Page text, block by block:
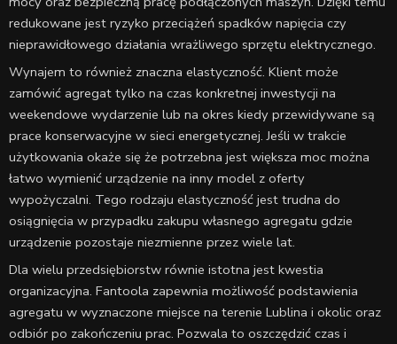
redukowane jest ryzyko przeciążeń spadków napięcia czy
nieprawidłowego działania wrażliwego sprzętu elektrycznego.
Wynajem to również znaczna elastyczność. Klient może
zamówić agregat tylko na czas konkretnej inwestycji na
weekendowe wydarzenie lub na okres kiedy przewidywane są
prace konserwacyjne w sieci energetycznej. Jeśli w trakcie
użytkowania okaże się że potrzebna jest większa moc można
łatwo wymienić urządzenie na inny model z oferty
wypożyczalni. Tego rodzaju elastyczność jest trudna do
osiągnięcia w przypadku zakupu własnego agregatu gdzie
urządzenie pozostaje niezmienne przez wiele lat.
Dla wielu przedsiębiorstw równie istotna jest kwestia
organizacyjna. Fantoola zapewnia możliwość podstawienia
agregatu w wyznaczone miejsce na terenie Lublina i okolic oraz
odbiór po zakończeniu prac. Pozwala to oszczędzić czas i